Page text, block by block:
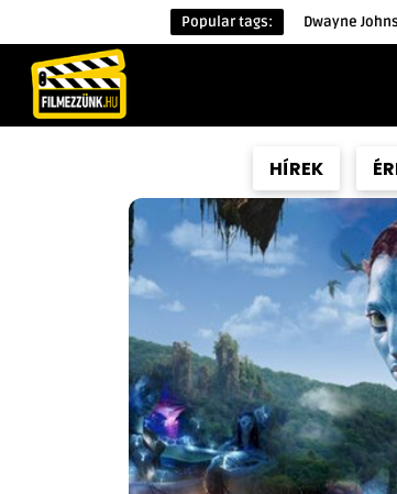
Popular tags: Dwayne
HÍREK